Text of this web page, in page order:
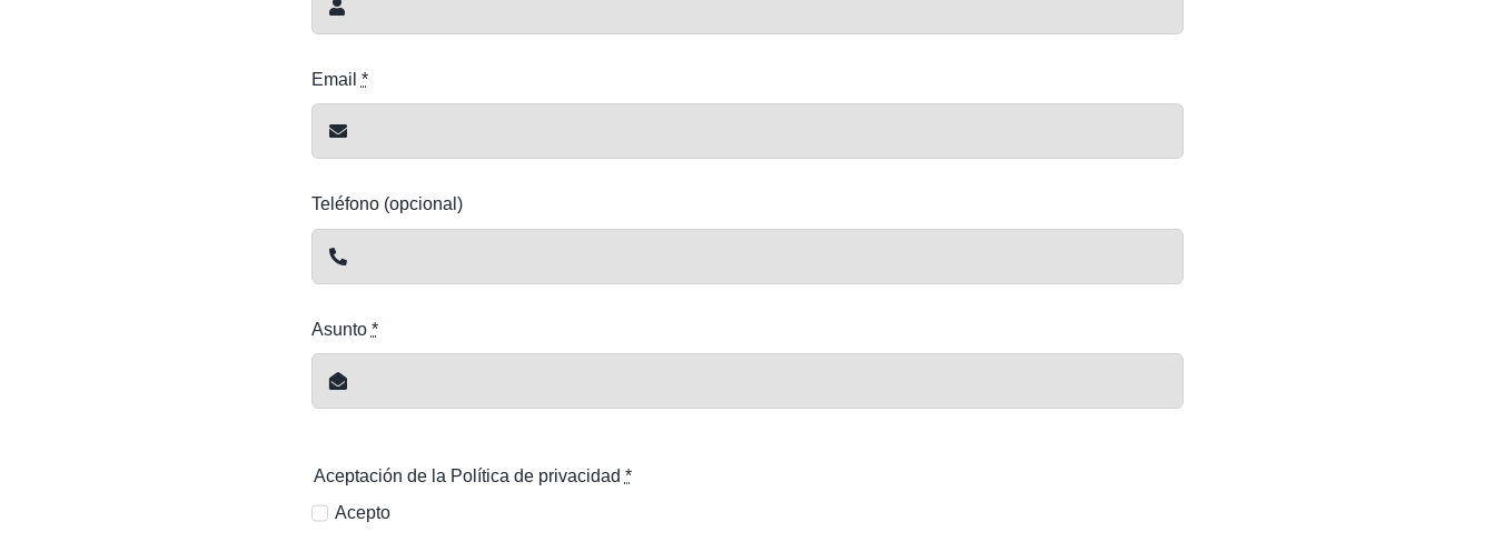
Email *
Teléfono (opcional)
Asunto *
Aceptación de la Política de privacidad *
Acepto